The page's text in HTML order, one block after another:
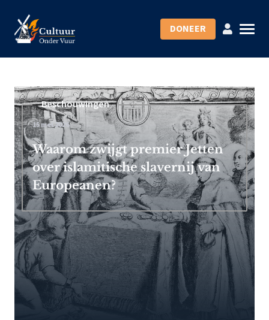
DONEER
Beschouwingen
15 mei 2026
Waarom zwijgt premier Jetten
over islamitische slavernij van
Europeanen?